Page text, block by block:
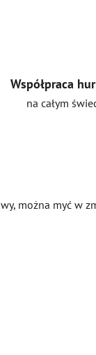
Współpraca
na całym
można myć w